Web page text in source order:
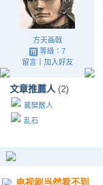
方天画戟
等級：7
留言｜ 加入好友
文章推薦人 (2)
襄樊散人
乱石
电视剧当然看不到